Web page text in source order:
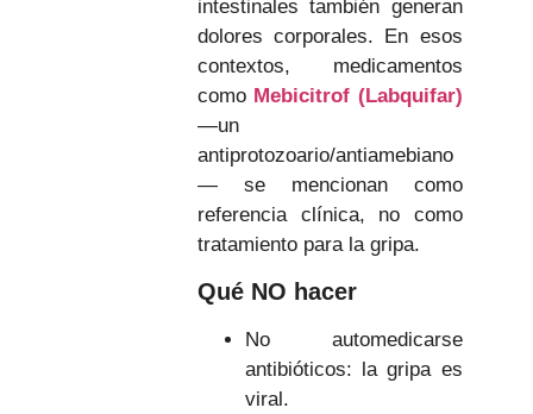
intestinales también generan
dolores corporales. En esos
contextos, medicamentos
como Mebicitrof (Labquifar)
—un
antiprotozoario/antiamebiano
— se mencionan como
referencia clínica, no como
tratamiento para la gripa.
Qué NO hacer
No automedicarse
antibióticos: la gripa es
viral.